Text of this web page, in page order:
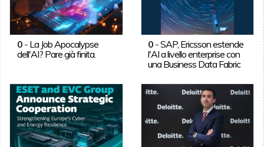
0- La Job Apocalypse
dell'AI? Pare già finita.
0 -SAP, Ericsson estende
l'AI a livello enterprise con
una Business Data Fabric